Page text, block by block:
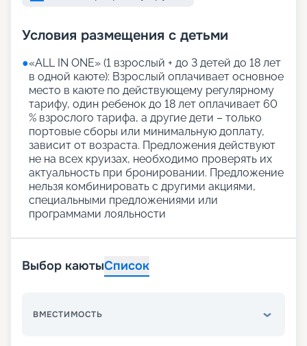
Условия размещения с детьми
●«АLL IN ONE» (1 взрослый + до 3 детей до 18 лет
в одной каюте): Взрослый оплачивает основное
место в каюте по действующему регулярному
тарифу, один ребенок до 18 лет оплачивает 60
% взрослого тарифа, а другие дети – только
портовые сборы или минимальную доплату,
зависит от возраста. Предложения действуют
не на всех круизах, необходимо проверять их
актуальность при бронировании. Предложение
нельзя комбинировать с другими акциями,
специальными предложениями или
программами лояльности
Выбор каютыСписок
ВМЕСТИМОСТЬ